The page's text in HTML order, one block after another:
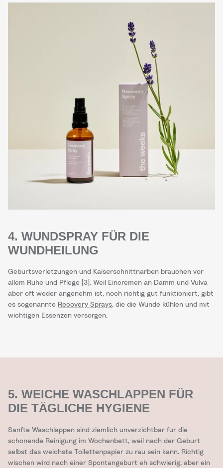
4. WUNDSPRAY FÜR DIE
WUNDHEILUNG
Geburtsverletzungen und Kaiserschnittnarben brauchen vor
allem Ruhe und Pflege [3]. Weil Eincremen an Damm und Vulva
aber oft weder angenehm ist, noch richtig gut funktioniert, gibt
es sogenannte Recovery Sprays, die die Wunde kühlen und mit
wichtigen Essenzen versorgen.
5. WEICHE WASCHLAPPEN FÜR
DIE TÄGLICHE HYGIENE
Sanfte Waschlappen sind ziemlich unverzichtbar für die
schonende Reinigung im Wochenbett, weil nach der Geburt
selbst das weichste Toilettenpapier zu rau sein kann. Richtig
wischen wird nach einer Spontangeburt eh schwierig, aber ein